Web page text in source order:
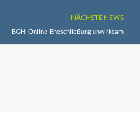
NÄCHSTE NEWS
BGH: Online-Eheschließung unwirksam